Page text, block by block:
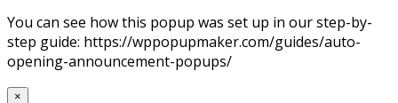
You can see how this popup was set up in our step-by-
step guide: https://wppopupmaker.com/guides/auto-
opening-announcement-popups/
×